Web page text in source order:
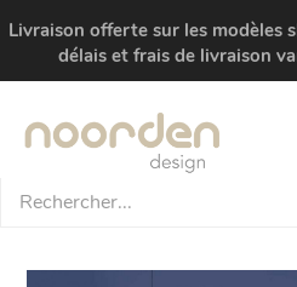
Livraison offerte sur les modèles
délais et frais de livraison